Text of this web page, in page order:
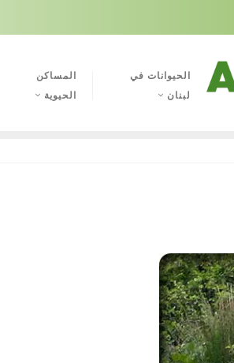
الحيوانات في
لبنان
المساكن
الحيوية